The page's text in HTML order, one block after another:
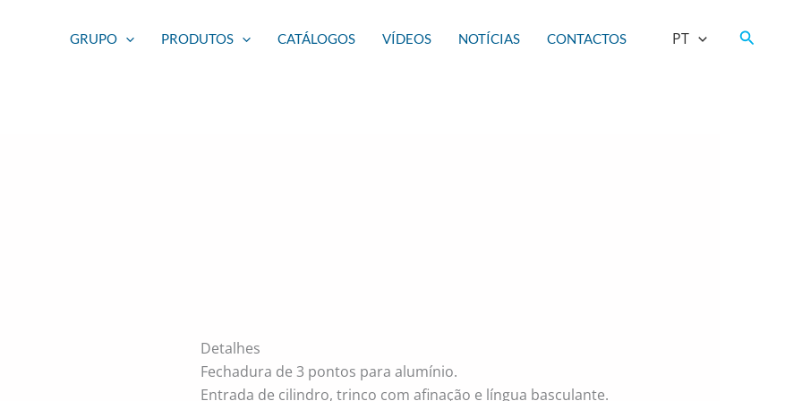
GRUPO PRODUTOS CATÁLOGOS VÍDEOS NOTÍCIAS CONTACTOS PT Search
Detalhes
Fechadura de 3 pontos para alumínio.
Entrada de cilindro, trinco com afinação e língua basculante.